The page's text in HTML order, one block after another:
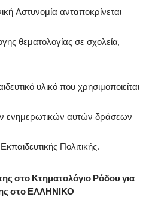
Αστυνομία ανταποκρίνεται
θεματολογίας σε σχολεία,
υλικό που χρησιμοποιείται
ενημερωτικών αυτών δράσεων
Πολιτικής.
στο Κτηματολόγιο Ρόδου για
στο ΕΛΛΗΝΙΚΟ